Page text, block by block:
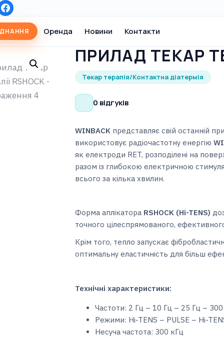
Оренда Новини Контакти
ПРИЛАД ТЕКАР
Текар терапія/Контактна діатермія
0 відгуків
WINBACK представляє свій останній
використовує радіочастотну енергію
як електроди RET, розподілені на
разом із глибокою електричною
всього за кілька хвилин.
Форма аплікатора RSHOCK (Hi-TENS)
точного цілеспрямованого,
Крім того, тепло запускає
оптимальну еластичність для більш
Технічні характеристики:
Частоти: 2 Гц – 10 Гц – 25 Гц – 300
Режими: Hi-TENS – PULSE – Hi-
Несуча частота: 300 кГц